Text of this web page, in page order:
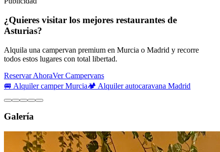
¿Quieres visitar los mejores restaurantes de
Asturias?
Alquila una campervan premium en Murcia o Madrid y recorre
todos estos lugares con total libertad.
Reservar AhoraVer Campervans
🚐 Alquiler camper Murcia🏕️ Alquiler autocaravana Madrid
Galería